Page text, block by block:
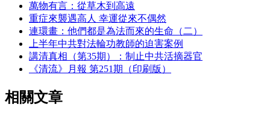
萬物有言：從草木到高遠
重症來襲遇高人 幸運從來不偶然
連環畫：他們都是為法而來的生命（二）
上半年中共對法輪功教師的迫害案例
講清真相（第35期）：制止中共活摘器官
《清流》月報 第251期（印刷版）
相關文章